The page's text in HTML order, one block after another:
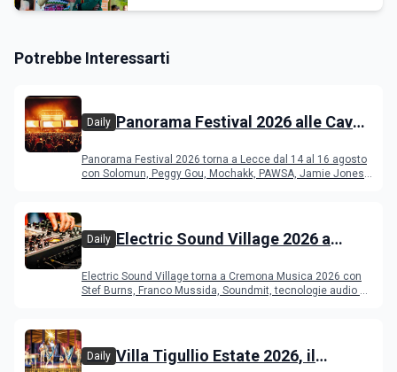
Potrebbe Interessarti
Daily Panorama Festival 2026 alle Cave
programma
Panorama Festival 2026 torna a Lecce dal 14 al 16 agosto
con Solomun, Peggy Gou, Mochakk, PAWSA, Jamie Jones
Daily Electric Sound Village 2026 a
Young Band Contest, il programma
Electric Sound Village torna a Cremona Musica 2026 con
Stef Burns, Franco Mussida, Soundmit, tecnologie audio e
Daily Villa Tigullio Estate 2026, il